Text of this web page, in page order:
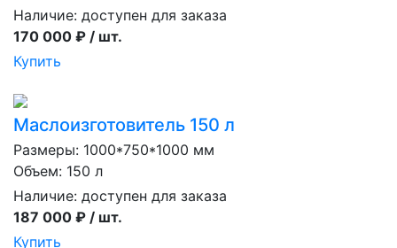
Наличие: доступен для заказа
170 000 ₽ / шт.
Купить
Маслоизготовитель 150 л
Размеры: 1000*750*1000 мм
Объем: 150 л
Наличие: доступен для заказа
187 000 ₽ / шт.
Купить